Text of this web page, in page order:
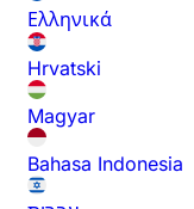
Ελληνικά
Hrvatski
Magyar
Bahasa Indonesia